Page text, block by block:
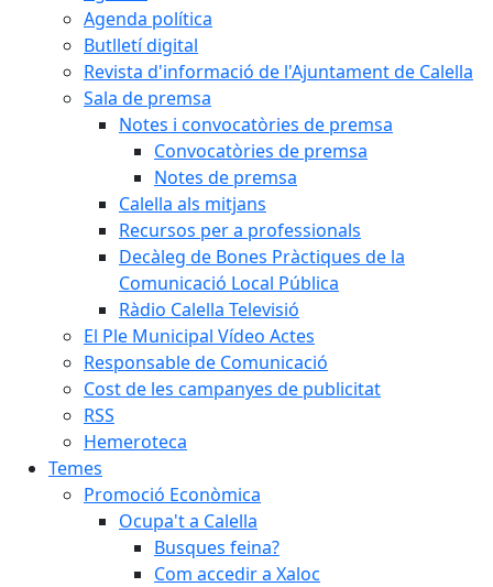
Agenda política
Butlletí digital
Revista d'informació de l'Ajuntament de Calella
Sala de premsa
Notes i convocatòries de premsa
Convocatòries de premsa
Notes de premsa
Calella als mitjans
Recursos per a professionals
Decàleg de Bones Pràctiques de la
Comunicació Local Pública
Ràdio Calella Televisió
El Ple Municipal Vídeo Actes
Responsable de Comunicació
Cost de les campanyes de publicitat
RSS
Hemeroteca
Temes
Promoció Econòmica
Ocupa't a Calella
Busques feina?
Com accedir a Xaloc